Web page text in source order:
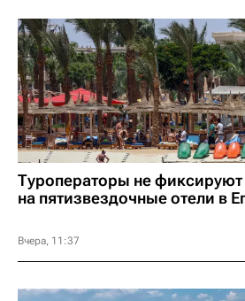
Туроператоры не
на пятизвездочные отели в
Вчера, 11:37